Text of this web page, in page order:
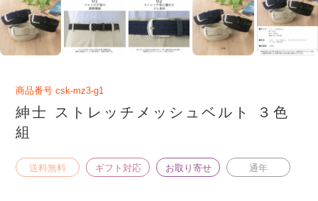
商品番号 csk-mz3-g1
紳士 ストレッチメッシュベルト ３色
組
送料無料 ギフト対応 お取り寄せ 通年